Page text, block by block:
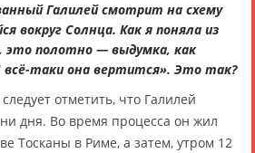
Галилей смотрит на схему
вокруг Солнца. Как я поняла из
это полотно — выдумка, как
всё-таки она вертится». Это так?
отметить, что Галилей
дня. Во время процесса он жил
Тосканы в Риме, а затем, утром 12